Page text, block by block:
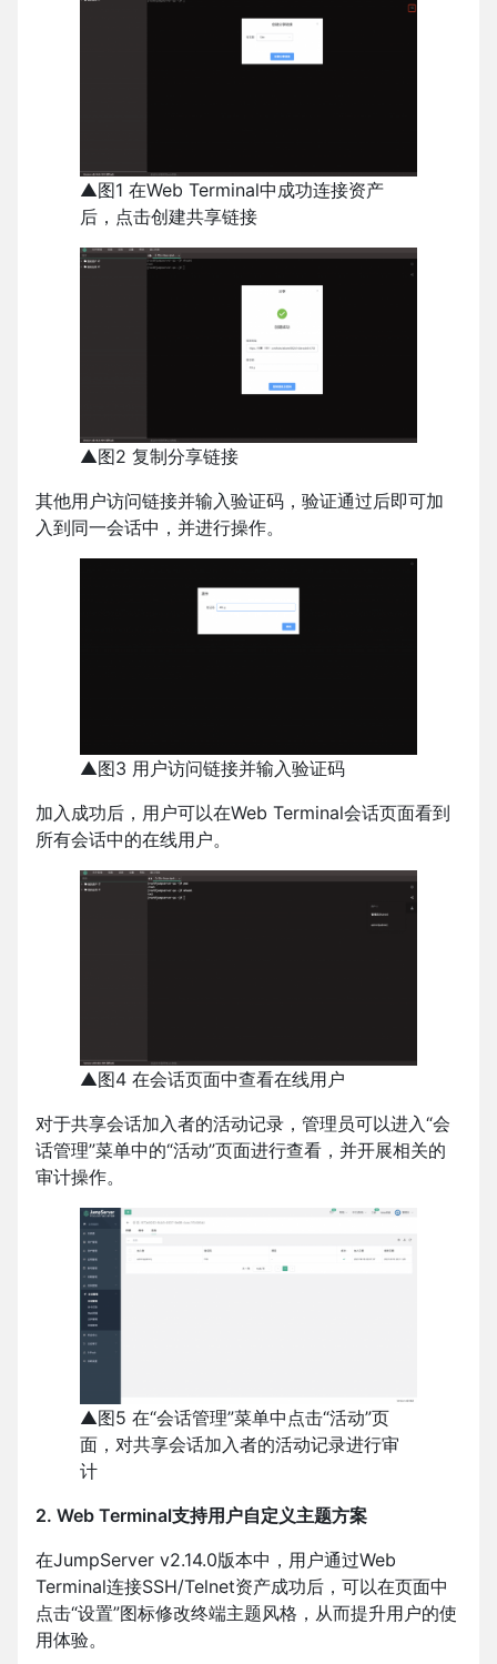
▲图1 在Web Terminal中成功连接资产
后，点击创建共享链接
▲图2 复制分享链接
其他用户访问链接并输入验证码，验证通过后即可加
入到同一会话中，并进行操作。
▲图3 用户访问链接并输入验证码
加入成功后，用户可以在Web Terminal会话页面看到
所有会话中的在线用户。
▲图4 在会话页面中查看在线用户
对于共享会话加入者的活动记录，管理员可以进入“会
话管理”菜单中的“活动”页面进行查看，并开展相关的
审计操作。
▲图5 在“会话管理”菜单中点击“活动”页
面，对共享会话加入者的活动记录进行审
计
2. Web Terminal支持用户自定义主题方案
在JumpServer v2.14.0版本中，用户通过Web
Terminal连接SSH/Telnet资产成功后，可以在页面中
点击“设置”图标修改终端主题风格，从而提升用户的使
用体验。